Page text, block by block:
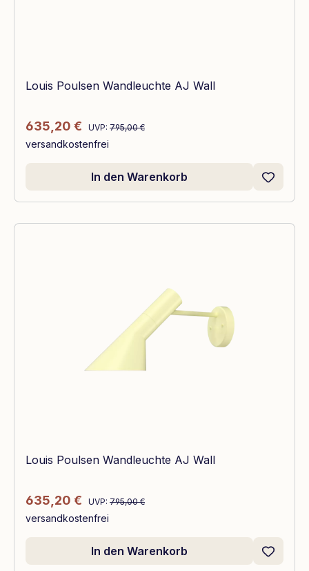
Louis Poulsen Wandleuchte AJ Wall
Verkaufspreis:
635,20 € Regulärer Preis:
UVP: 795,00 €
versandkostenfrei
In den Warenkorb
Louis Poulsen Wandleuchte AJ Wall
Verkaufspreis:
635,20 € Regulärer Preis:
UVP: 795,00 €
versandkostenfrei
In den Warenkorb